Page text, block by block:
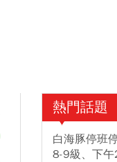
熱門話題
白海豚停班
8-9級、下